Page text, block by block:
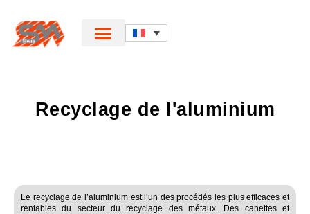
Recyclage de l'aluminium
Le recyclage de l’aluminium est l’un des procédés les plus efficaces et
rentables du secteur du recyclage des métaux. Des canettes et